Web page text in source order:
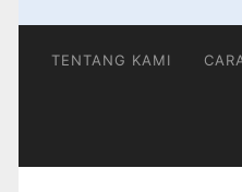
TENTANG KAMI